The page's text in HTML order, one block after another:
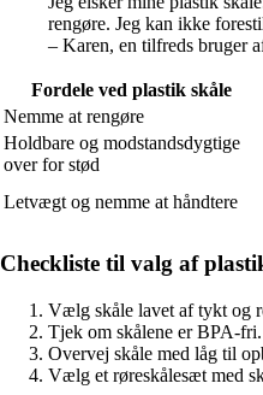
rengøre. Jeg kan ikke
– Karen, en tilfreds bruger
Fordele ved plastik skåle
Nemme at rengøre
Holdbare og modstandsdygtige
over for stød
Letvægt og nemme at håndtere
Checkliste til valg af
Vælg skåle lavet af tykt og
Tjek om skålene er BPA-fri.
Overvej skåle med låg til
Vælg et røreskålesæt med